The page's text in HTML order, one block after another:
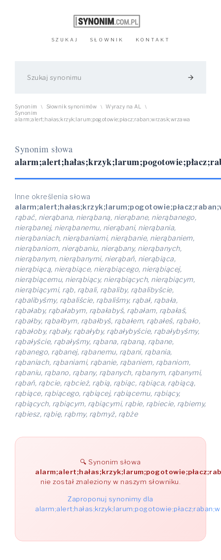
SZUKAJ SŁOWNIK KONTAKT
arrow_forward
Synonim \ Słownik synonimów \ Wyrazy na AL \
Synonim
alarm;alert;hałas;krzyk;larum;pogotowie;płacz;raban;wrzask;wrzawa
Synonim słowa
Inne określenia słowa
rąbać, nierąbana, nierąbaną, nierąbane, nierąbanego,
nierąbanej, nierąbanemu, nierąbani, nierąbania,
nierąbaniach, nierąbaniami, nierąbanie, nierąbaniem,
nierąbaniom, nierąbaniu, nierąbany, nierąbanych,
nierąbanym, nierąbanymi, nierąbań, nierąbiąca,
nierąbiącą, nierąbiące, nierąbiącego, nierąbiącej,
nierąbiącemu, nierąbiący, nierąbiących, nierąbiącym,
nierąbiącymi, rąb, rąbali, rąbaliby, rąbalibyście,
rąbalibyśmy, rąbaliście, rąbaliśmy, rąbał, rąbała,
rąbałaby, rąbałabym, rąbałabyś, rąbałam, rąbałaś,
rąbałby, rąbałbym, rąbałbyś, rąbałem, rąbałeś, rąbało,
rąbałoby, rąbały, rąbałyby, rąbałybyście, rąbałybyśmy,
rąbałyście, rąbałyśmy, rąbana, rąbaną, rąbane,
rąbanego, rąbanej, rąbanemu, rąbani, rąbania,
rąbaniach, rąbaniami, rąbanie, rąbaniem, rąbaniom,
rąbaniu, rąbano, rąbany, rąbanych, rąbanym, rąbanymi,
rąbań, rąbcie, rąbcież, rąbią, rąbiąc, rąbiąca, rąbiącą,
rąbiące, rąbiącego, rąbiącej, rąbiącemu, rąbiący,
rąbiących, rąbiącym, rąbiącymi, rąbie, rąbiecie, rąbiemy,
rąbiesz, rąbię, rąbmy, rąbmyż, rąbże
Synonim słowa
nie został znaleziony w naszym słowniku.
Zaproponuj synonimy dla